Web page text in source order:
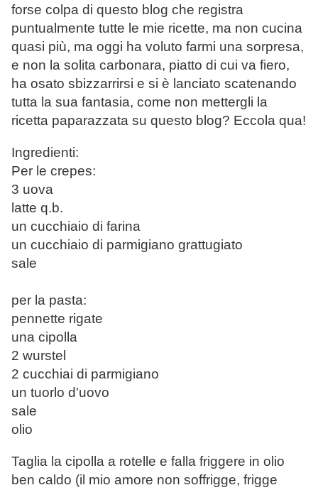
forse colpa di questo blog che registra
puntualmente tutte le mie ricette, ma non cucina
quasi più, ma oggi ha voluto farmi una sorpresa,
e non la solita carbonara, piatto di cui va fiero,
ha osato sbizzarrirsi e si è lanciato scatenando
tutta la sua fantasia, come non mettergli la
ricetta paparazzata su questo blog? Eccola qua!
Ingredienti:
Per le crepes:
3 uova
latte q.b.
un cucchiaio di farina
un cucchiaio di parmigiano grattugiato
sale
per la pasta:
pennette rigate
una cipolla
2 wurstel
2 cucchiai di parmigiano
un tuorlo d'uovo
sale
olio
Taglia la cipolla a rotelle e falla friggere in olio
ben caldo (il mio amore non soffrigge, frigge